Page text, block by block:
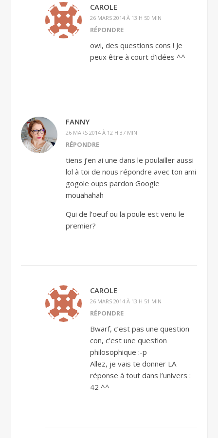
CAROLE
26 MARS 2014 À 13 H 50 MIN
RÉPONDRE
owi, des questions cons ! Je
peux être à court d’idées ^^
FANNY
26 MARS 2014 À 12 H 37 MIN
RÉPONDRE
tiens j’en ai une dans le poulailler aussi
lol à toi de nous répondre avec ton ami
gogole oups pardon Google
mouahahah
Qui de l’oeuf ou la poule est venu le
premier?
CAROLE
26 MARS 2014 À 13 H 51 MIN
RÉPONDRE
Bwarf, c’est pas une question
con, c’est une question
philosophique :-p
Allez, je vais te donner LA
réponse à tout dans l’univers :
42 ^^